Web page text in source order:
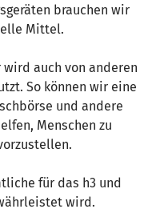
brauchen wir
Mittel.
auch von anderen
So können wir eine
und andere
Menschen zu
für das h3 und
wird.